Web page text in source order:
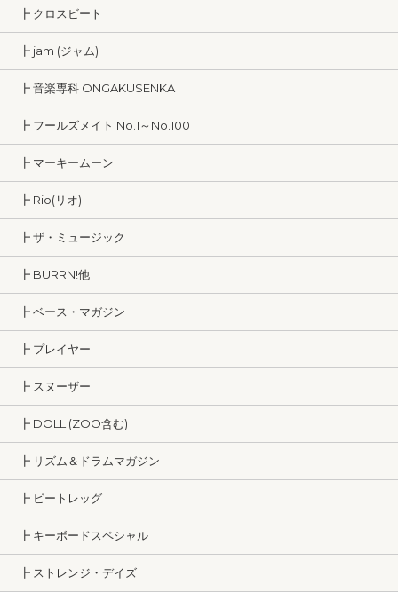
┣ クロスビート
┣ jam (ジャム)
┣ 音楽専科 ONGAKUSENKA
┣ フールズメイト No.1～No.100
┣ マーキームーン
┣ Rio(リオ)
┣ ザ・ミュージック
┣ BURRN!他
┣ ベース・マガジン
┣ プレイヤー
┣ スヌーザー
┣ DOLL (ZOO含む)
┣ リズム＆ドラムマガジン
┣ ビートレッグ
┣ キーボードスペシャル
┣ ストレンジ・デイズ